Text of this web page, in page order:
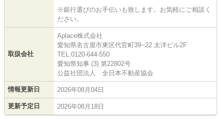
※銀行選びのお手伝いも致します。お気軽にご相談く
ださい。
取扱会社
Aplace株式会社
愛知県名古屋市東区代官町39−22 太洋ビル2F
TEL:0120-644-550
愛知県知事 (3) 第22802号
公益社団法人 全日本不動産協会
情報更新日 2026年08月04日
更新予定日 2026年08月18日